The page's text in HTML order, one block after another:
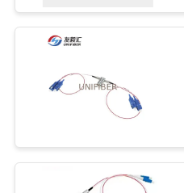
FABRIK-
AUSFLUG
TRETEN
SIE
MPO MTP